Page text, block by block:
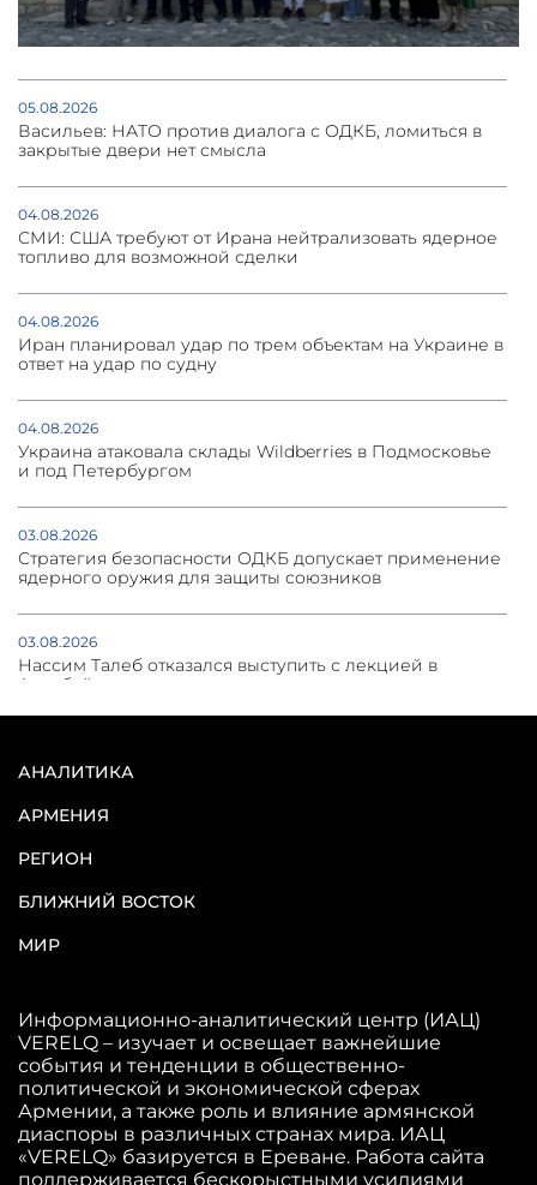
05.08.2026
Васильев: НАТО против диалога с ОДКБ, ломиться в
закрытые двери нет смысла
04.08.2026
СМИ: США требуют от Ирана нейтрализовать ядерное
топливо для возможной сделки
04.08.2026
Иран планировал удар по трем объектам на Украине в
ответ на удар по судну
04.08.2026
Украина атаковала склады Wildberries в Подмосковье
и под Петербургом
03.08.2026
Стратегия безопасности ОДКБ допускает применение
ядерного оружия для защиты союзников
03.08.2026
Нассим Талеб отказался выступить с лекцией в
Азербайджане
Сотрудничество и очереди – детали визита главы
31.07.2026
вызовы – минэкономики Грузии
АНАЛИТИКА
АРМЕНИЯ
РЕГИОН
БЛИЖНИЙ ВОСТОК
МИР
Информационно-аналитический центр (ИАЦ)
VERELQ – изучает и освещает важнейшие
события и тенденции в общественно-
политической и экономической сферах
Армении, а также роль и влияние армянской
диаспоры в различных странах мира. ИАЦ
«VERELQ» базируется в Ереване. Работа сайта
поддерживается бескорыстными усилиями